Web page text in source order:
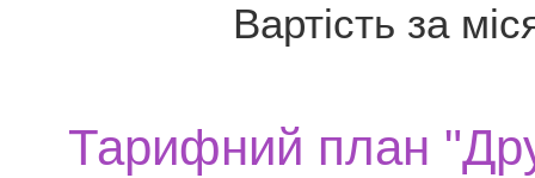
Вартість за
Тарифний план